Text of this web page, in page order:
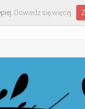
Dowiedz się więcej